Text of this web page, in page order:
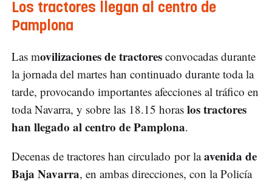
Los tractores llegan al centro de
Pamplona
Las movilizaciones de tractores convocadas durante
la jornada del martes han continuado durante toda la
tarde, provocando importantes afecciones al tráfico en
toda Navarra, y sobre las 18.15 horas los tractores
han llegado al centro de Pamplona.
Decenas de tractores han circulado por laavenida de
Baja Navarra, en ambas direcciones, con la Policía